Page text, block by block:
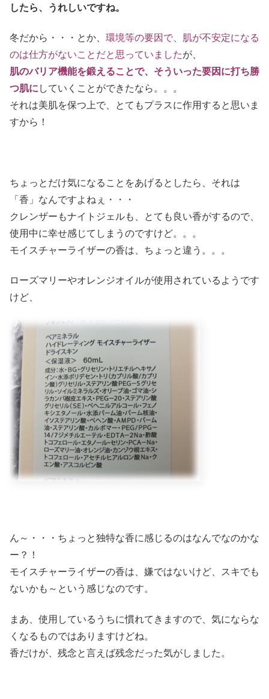
したら、うれしいですね。
冬だから・・・とか、 環境等の要因で、肌が不安定になる
のは仕方がないことだと思っていましたが、
肌のバリア機能を鍛えることで、そういった要因に打ち勝
つ肌に していくことができたなら。。。
それは美肌を保つ上で、とてもプラスに作用すると思いま
すから！
ちょっとだけ気になることをあげるとしたら、それは
「香」なんですよねぇ・・・
クレンザーもナイトジェルも、とても良い香がするので、
使用中に幸せ感じてしまうのですけど。。。
モイスチャーライザーの香は、ちょっと違う。。。
ローズマリーやオレンジオイルが使用されているようです
けど、
ん～・・・ちょっと独特な香に感じるのはなんでなのかな
ー？！
モイスチャーライザーの香は、嫌ではないけど、スキでも
ないかも～という感じなのです。
まあ、使用しているうちに慣れてきますので、気にならな
くなるものではありますけどね。
香だけが、残念と言えば残念だった気がしました。